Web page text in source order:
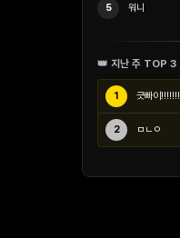
5 워니
👑 지난 주 TOP 3
1 긋빠이!!!!!!!
2 ㅁㄴㅇ